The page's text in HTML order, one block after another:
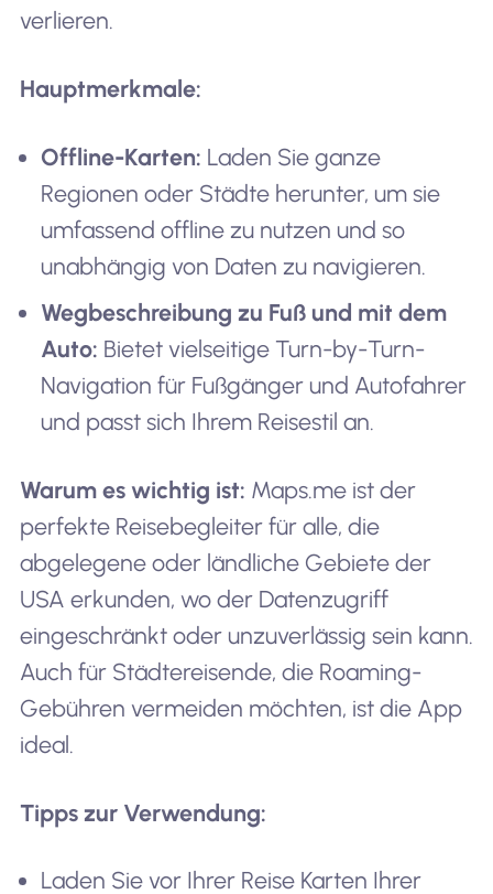
verlieren.
Hauptmerkmale:
Offline-Karten: Laden Sie ganze
Regionen oder Städte herunter, um sie
umfassend offline zu nutzen und so
unabhängig von Daten zu navigieren.
Wegbeschreibung zu Fuß und mit dem
Auto: Bietet vielseitige Turn-by-Turn-
Navigation für Fußgänger und Autofahrer
und passt sich Ihrem Reisestil an.
Warum es wichtig ist: Maps.me ist der
perfekte Reisebegleiter für alle, die
abgelegene oder ländliche Gebiete der
USA erkunden, wo der Datenzugriff
eingeschränkt oder unzuverlässig sein kann.
Auch für Städtereisende, die Roaming-
Gebühren vermeiden möchten, ist die App
ideal.
Tipps zur Verwendung:
Laden Sie vor Ihrer Reise Karten Ihrer